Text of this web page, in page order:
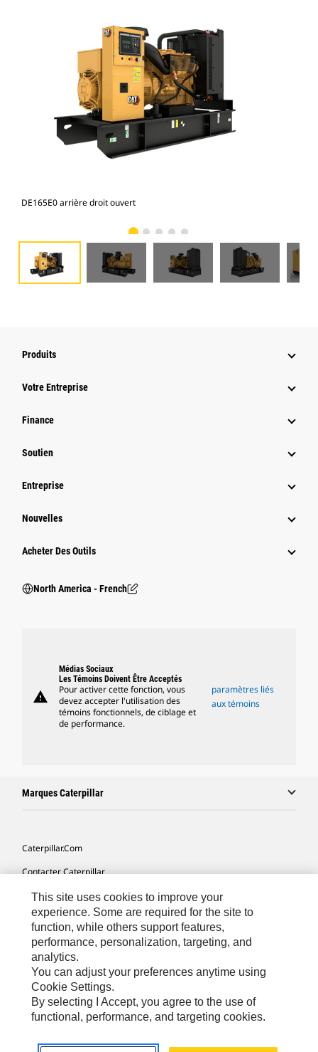
DE165E0 arrière droit ouvert
Produits
Votre Entreprise
Finance
Soutien
Entreprise
Nouvelles
Acheter Des Outils
North America - French
warning
Médias Sociaux
Les Témoins Doivent Être Acceptés
Pour activer cette fonction, vous
devez accepter l'utilisation des
témoins fonctionnels, de ciblage et
de performance.
paramètres liés
aux témoins
Marques Caterpillar
Caterpillar.com
Contacter Caterpillar
Mes Préférences Marketing
Plan Du Site
Cookie Settings
Légales
Confidentialité
This site uses cookies to improve your
experience. Some are required for the site to
function, while others support features,
performance, personalization, targeting, and
analytics.
You can adjust your preferences anytime using
Cookie Settings.
By selecting I Accept, you agree to the use of
functional, performance, and targeting cookies.